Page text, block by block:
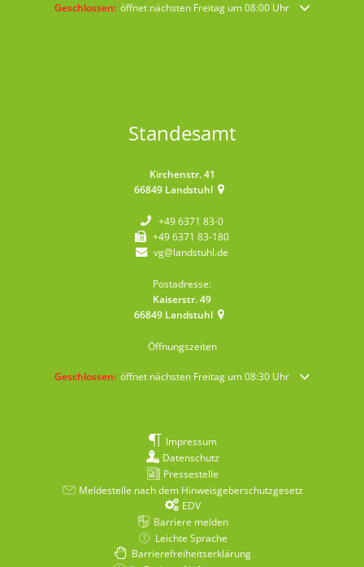
Klicken, um weitere Öffnungs- oder Schließzeiten auszublenden
Geschlossen: öffnet nächsten Freitag um 08:00 Uhr
Standesamt
Kirchenstr. 41
66849 Landstuhl
+49 6371 83-0
+49 6371 83-180
vg@landstuhl.de
Postadresse:
Kaiserstr. 49
66849 Landstuhl
Öffnungszeiten
Klicken, um weitere Öffnungs- oder Schließzeiten auszublenden
Geschlossen: öffnet nächsten Freitag um 08:30 Uhr
Impressum
Datenschutz
Pressestelle
Meldestelle nach dem Hinweisgeberschutzgesetz
EDV
Barriere melden
Leichte Sprache
Barrierefreiheitserklärung